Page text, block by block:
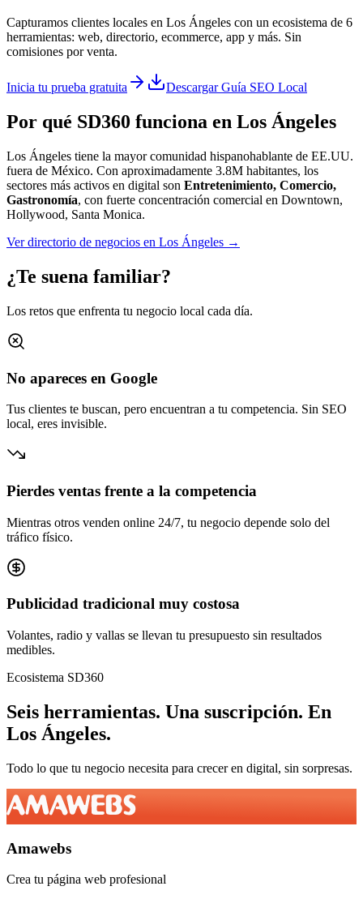
Capturamos clientes locales en Los Ángeles con un ecosistema de 6
herramientas: web, directorio, ecommerce, app y más. Sin
comisiones por venta.
Inicia tu prueba gratuita Descargar Guía SEO Local
Por qué SD360 funciona en Los Ángeles
Los Ángeles tiene la mayor comunidad hispanohablante de EE.UU.
fuera de México. Con aproximadamente 3.8M habitantes, los
sectores más activos en digital son Entretenimiento, Comercio,
Gastronomía, con fuerte concentración comercial en Downtown,
Hollywood, Santa Monica.
Ver directorio de negocios en Los Ángeles →
¿Te suena familiar?
Los retos que enfrenta tu negocio local cada día.
No apareces en Google
Tus clientes te buscan, pero encuentran a tu competencia. Sin SEO
local, eres invisible.
Pierdes ventas frente a la competencia
Mientras otros venden online 24/7, tu negocio depende solo del
tráfico físico.
Publicidad tradicional muy costosa
Volantes, radio y vallas se llevan tu presupuesto sin resultados
medibles.
Ecosistema SD360
Seis herramientas. Una suscripción. En
Los Ángeles.
Todo lo que tu negocio necesita para crecer en digital, sin sorpresas.
Amawebs
Crea tu página web profesional